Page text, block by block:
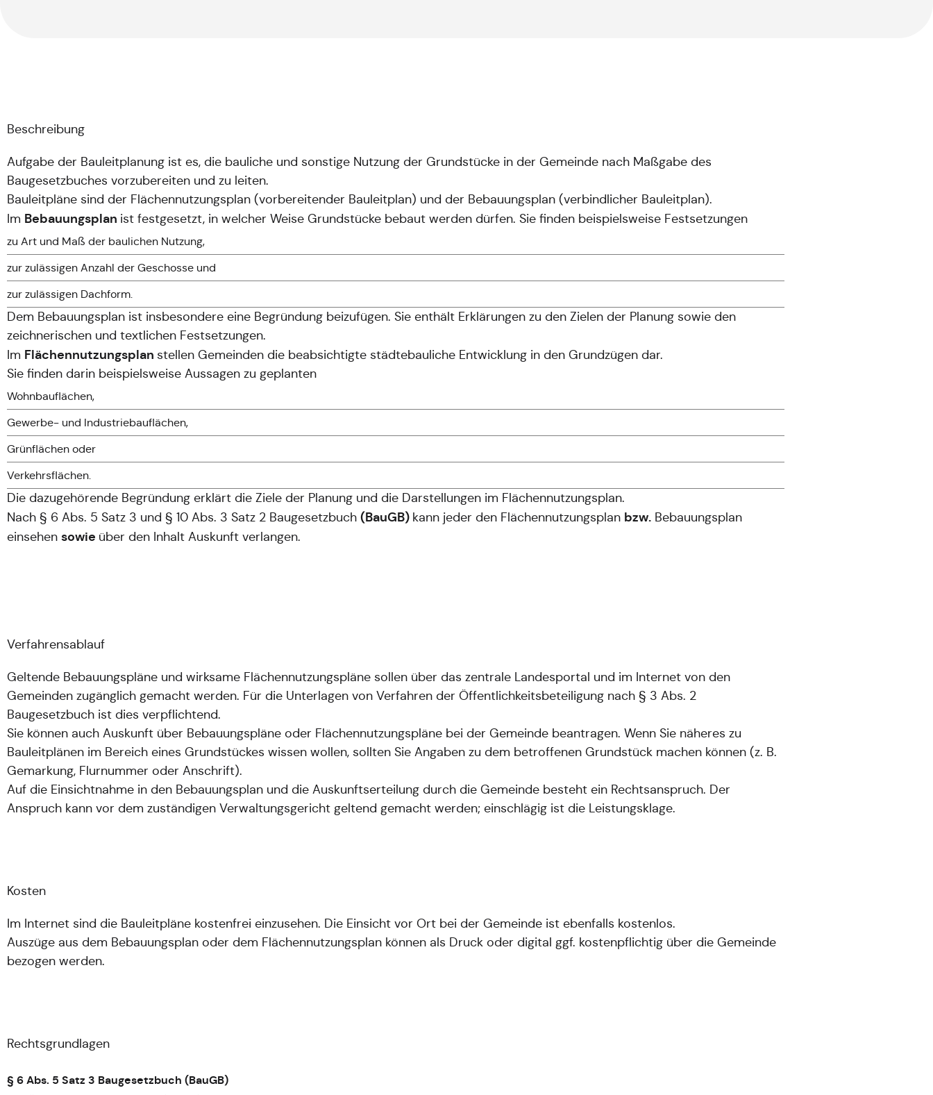
Beschreibung
Aufgabe der Bauleitplanung ist es, die bauliche und sonstige Nutzung der Grundstücke in der Gemeinde nach Maßgabe des
Baugesetzbuches vorzubereiten und zu leiten.
Bauleitpläne sind der Flächennutzungsplan (vorbereitender Bauleitplan) und der Bebauungsplan (verbindlicher Bauleitplan).
Im Bebauungsplan ist festgesetzt, in welcher Weise Grundstücke bebaut werden dürfen. Sie finden beispielsweise Festsetzungen
zu Art und Maß der baulichen Nutzung,
zur zulässigen Anzahl der Geschosse und
zur zulässigen Dachform.
Dem Bebauungsplan ist insbesondere eine Begründung beizufügen. Sie enthält Erklärungen zu den Zielen der Planung sowie den
zeichnerischen und textlichen Festsetzungen.
Im Flächennutzungsplan stellen Gemeinden die beabsichtigte städtebauliche Entwicklung in den Grundzügen dar.
Sie finden darin beispielsweise Aussagen zu geplanten
Wohnbauflächen,
Gewerbe- und Industriebauflächen,
Grünflächen oder
Verkehrsflächen.
Die dazugehörende Begründung erklärt die Ziele der Planung und die Darstellungen im Flächennutzungsplan.
Nach § 6 Abs. 5 Satz 3 und § 10 Abs. 3 Satz 2 Baugesetzbuch (BauGB) kann jeder den Flächennutzungsplan bzw. Bebauungsplan
einsehen sowie über den Inhalt Auskunft verlangen.
Verfahrensablauf
Geltende Bebauungspläne und wirksame Flächennutzungspläne sollen über das zentrale Landesportal und im Internet von den
Gemeinden zugänglich gemacht werden. Für die Unterlagen von Verfahren der Öffentlichkeitsbeteiligung nach § 3 Abs. 2
Baugesetzbuch ist dies verpflichtend.
Sie können auch Auskunft über Bebauungspläne oder Flächennutzungspläne bei der Gemeinde beantragen. Wenn Sie näheres zu
Bauleitplänen im Bereich eines Grundstückes wissen wollen, sollten Sie Angaben zu dem betroffenen Grundstück machen können (z. B.
Gemarkung, Flurnummer oder Anschrift).
Auf die Einsichtnahme in den Bebauungsplan und die Auskunftserteilung durch die Gemeinde besteht ein Rechtsanspruch. Der
Anspruch kann vor dem zuständigen Verwaltungsgericht geltend gemacht werden; einschlägig ist die Leistungsklage.
Kosten
Im Internet sind die Bauleitpläne kostenfrei einzusehen. Die Einsicht vor Ort bei der Gemeinde ist ebenfalls kostenlos.
Auszüge aus dem Bebauungsplan oder dem Flächennutzungsplan können als Druck oder digital ggf. kostenpflichtig über die Gemeinde
bezogen werden.
Rechtsgrundlagen
§ 6 Abs. 5 Satz 3 Baugesetzbuch (BauGB)